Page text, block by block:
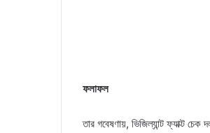
ফলাফল
তার গবেষণায়, ভিজিল্যান্ট ফ্যাক্ট